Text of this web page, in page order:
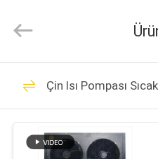
ANA
SAYFA
ÜRÜNLER
Ltd..
Reserved.
Yüksek
Pompası
Çin Isı Pompası Sıcak